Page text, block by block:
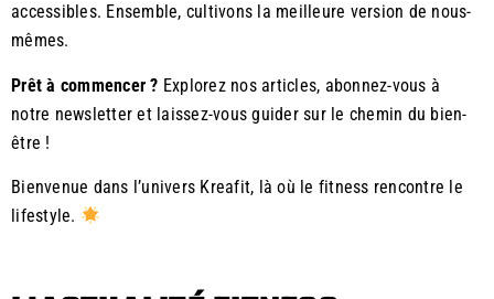
accessibles. Ensemble, cultivons la meilleure version de nous-
mêmes.
Prêt à commencer ? Explorez nos articles, abonnez-vous à
notre newsletter et laissez-vous guider sur le chemin du bien-
être !
Bienvenue dans l’univers Kreafit, là où le fitness rencontre le
lifestyle.